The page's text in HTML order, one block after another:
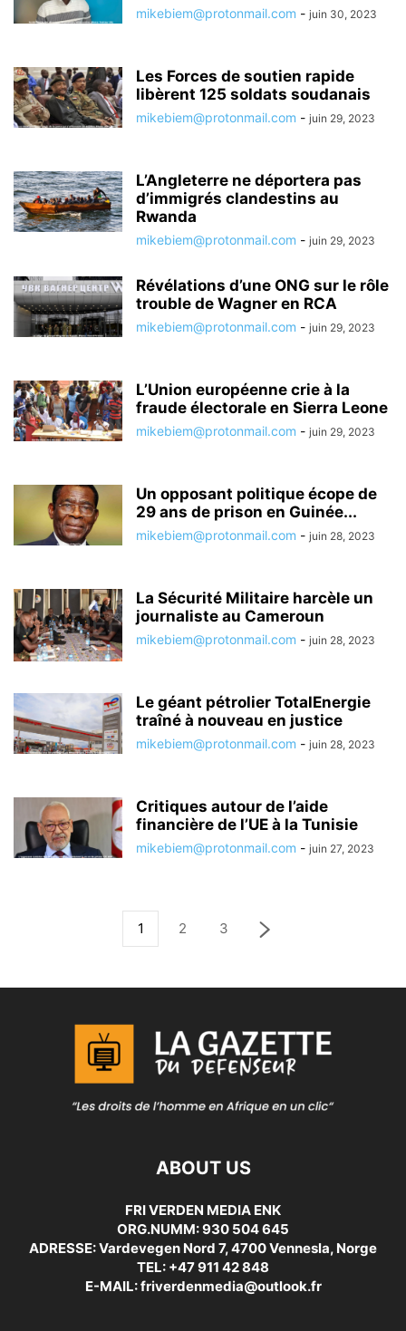
mikebiem@protonmail.com - juin 30, 2023
Les Forces de soutien rapide
libèrent 125 soldats soudanais
mikebiem@protonmail.com - juin 29, 2023
L’Angleterre ne déportera pas
d’immigrés clandestins au
Rwanda
mikebiem@protonmail.com - juin 29, 2023
Révélations d’une ONG sur le rôle
trouble de Wagner en RCA
mikebiem@protonmail.com - juin 29, 2023
L’Union européenne crie à la
fraude électorale en Sierra Leone
mikebiem@protonmail.com - juin 29, 2023
Un opposant politique écope de
29 ans de prison en Guinée...
mikebiem@protonmail.com - juin 28, 2023
La Sécurité Militaire harcèle un
journaliste au Cameroun
mikebiem@protonmail.com - juin 28, 2023
Le géant pétrolier TotalEnergie
traîné à nouveau en justice
mikebiem@protonmail.com - juin 28, 2023
Critiques autour de l’aide
financière de l’UE à la Tunisie
mikebiem@protonmail.com - juin 27, 2023
1 2 3
ABOUT US
FRI VERDEN MEDIA ENK
ORG.NUMM: 930 504 645
ADRESSE: Vardevegen Nord 7, 4700 Vennesla, Norge
TEL: +47 911 42 848
E-MAIL: friverdenmedia@outlook.fr